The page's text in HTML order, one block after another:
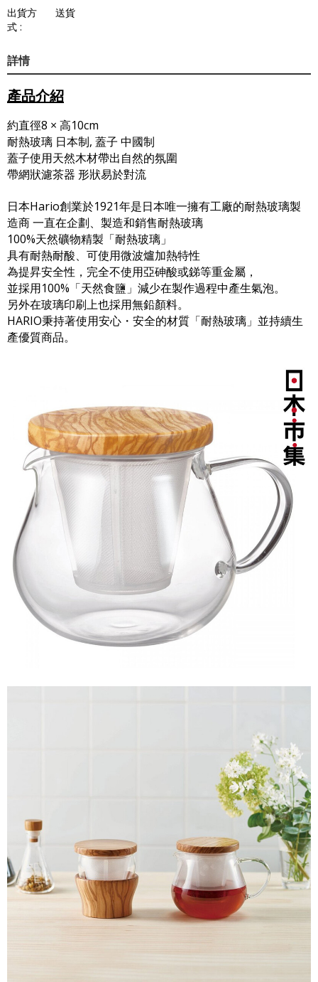
出貨方
式 :
送貨
詳情
產品介紹
約直徑8 × 高10cm
耐熱玻璃 日本制, 蓋子 中國制
蓋子使用天然木材帶出自然的氛圍
帶網狀濾茶器 形狀易於對流
日本Hario創業於1921年是日本唯一擁有工廠的耐熱玻璃製
造商 一直在企劃、製造和銷售耐熱玻璃
100%天然礦物精製「耐熱玻璃」
具有耐熱耐酸、可使用微波爐加熱特性
為提昇安全性，完全不使用亞砷酸或銻等重金屬，
並採用100%「天然食鹽」減少在製作過程中產生氣泡。
另外在玻璃印刷上也採用無鉛顏料。
HARIO秉持著使用安心・安全的材質「耐熱玻璃」並持續生
產優質商品。